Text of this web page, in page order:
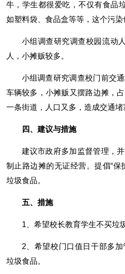
牛，学生都很爱吃，不仅有食品
如塑料袋、食品盒等等，这个污染
小组调查研究调查校园流动
人，小摊贩较多。
小组调查研究调查校门前交
车辆较多，小摊贩又摆路边摊，
一条街道，人口又多，造成交通堵
四、建议与措施
建议市政府多加监督管理，
制止路边摊的无证经营。提倡“保
垃圾食品。
五、措施
1、希望校长教育学生不买垃
2、希望校门口值日干部多
垃圾食品。